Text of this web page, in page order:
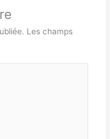
Les champs